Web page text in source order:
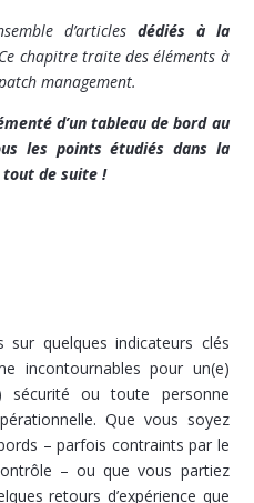
d’articles dédiés à la
Ce chapitre traite des éléments à
management.
d’un tableau de bord au
les points étudiés dans la
tout de suite !
quelques indicateurs clés
incontournables pour un(e)
sécurité ou toute personne
Que vous soyez
– parfois contraints par le
– ou que vous partiez
retours d’expérience que